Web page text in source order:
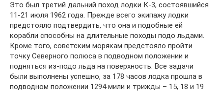
Это был третий дальний поход лодки К-3, состоявшийся
11-21 июля 1962 года. Прежде всего экипажу лодки
предстояло подтвердить, что она и подобные ей
корабли способны на длительные походы подо льдами.
Кроме того, советским морякам предстояло пройти
точку Северного полюса в подводном положении и
подняться из-подо льда на поверхность. Все задачи
были выполнены успешно, за 178 часов лодка прошла в
подводном положении 1294 мили и трижды – 15, 18 и 19